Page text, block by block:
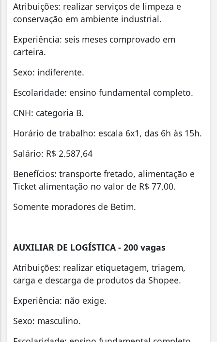
Atribuições: realizar serviços de limpeza e
conservação em ambiente industrial.
Experiência: seis meses comprovado em
carteira.
Sexo: indiferente.
Escolaridade: ensino fundamental completo.
CNH: categoria B.
Horário de trabalho: escala 6x1, das 6h às 15h.
Salário: R$ 2.587,64
Benefícios: transporte fretado, alimentação e
Ticket alimentação no valor de R$ 77,00.
Somente moradores de Betim.
AUXILIAR DE LOGÍSTICA - 200 vagas
Atribuições: realizar etiquetagem, triagem,
carga e descarga de produtos da Shopee.
Experiência: não exige.
Sexo: masculino.